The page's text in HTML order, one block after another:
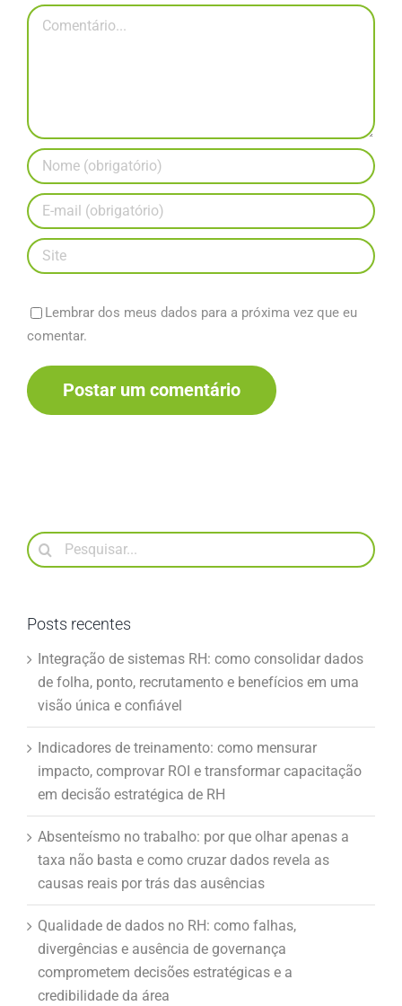
Comentário
Lembrar dos meus dados para a próxima vez que eu
comentar.
Buscar
resultados
Posts recentes
Integração de sistemas RH: como consolidar dados
de folha, ponto, recrutamento e benefícios em uma
visão única e confiável
Indicadores de treinamento: como mensurar
impacto, comprovar ROI e transformar capacitação
em decisão estratégica de RH
Absenteísmo no trabalho: por que olhar apenas a
taxa não basta e como cruzar dados revela as
causas reais por trás das ausências
Qualidade de dados no RH: como falhas,
divergências e ausência de governança
comprometem decisões estratégicas e a
credibilidade da área